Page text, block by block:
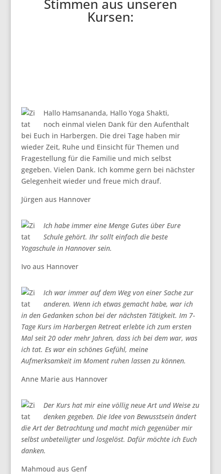
Stimmen aus unseren
Kursen:
Hallo Hamsananda, Hallo Yoga Shakti,
noch einmal vielen Dank für den Aufenthalt
bei Euch in Harbergen. Die drei Tage haben mir
wieder Zeit, Ruhe und Einsicht für Themen und
Fragestellung für die Familie und mich selbst
gegeben. Vielen Dank. Ich komme gern bei nächster
Gelegenheit wieder und freue mich drauf.
Jürgen aus Hannover
Ich habe immer eine Menge Gutes über Eure
Schule gehört. Ihr sollt einfach die beste
Yogaschule in Hannover sein.
Ivo aus Hannover
Ich war immer auf dem Weg von einer Sache zur
anderen. Wenn ich etwas gemacht habe, war ich
in den Gedanken schon bei der nächsten Tätigkeit. Im 7-
Tage Kurs im Harbergen Retreat erlebte ich zum ersten
Mal seit 20 oder mehr Jahren, dass ich bei dem war, was
ich tat. Es war ein schönes Gefühl, meine
Aufmerksamkeit im Moment ruhen lassen zu können.
Anne Marie aus Hannover
Der Kurs hat mir eine völlig neue Art und Weise zu
denken gegeben. Die Idee von Bewusstsein ändert
die Art der Betrachtung und macht mich gegenüber mir
selbst unbeteiligter und losgelöst. Dafür möchte ich Euch
danken.
Mahmoud aus Genf